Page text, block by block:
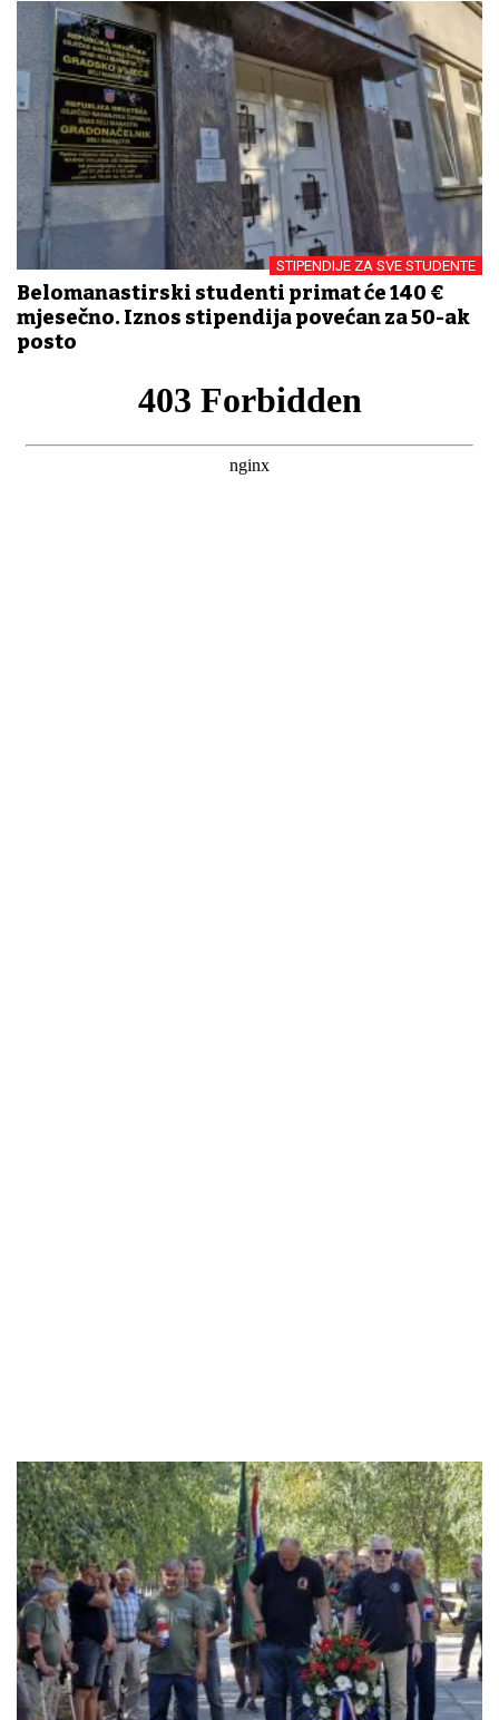
STIPENDIJE ZA SVE STUDENTE
Belomanastirski studenti primat će 140 €
mjesečno. Iznos stipendija povećan za 50-ak
posto